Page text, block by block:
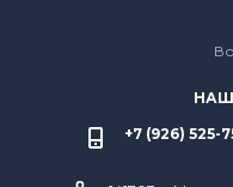
+7 (926) 525-